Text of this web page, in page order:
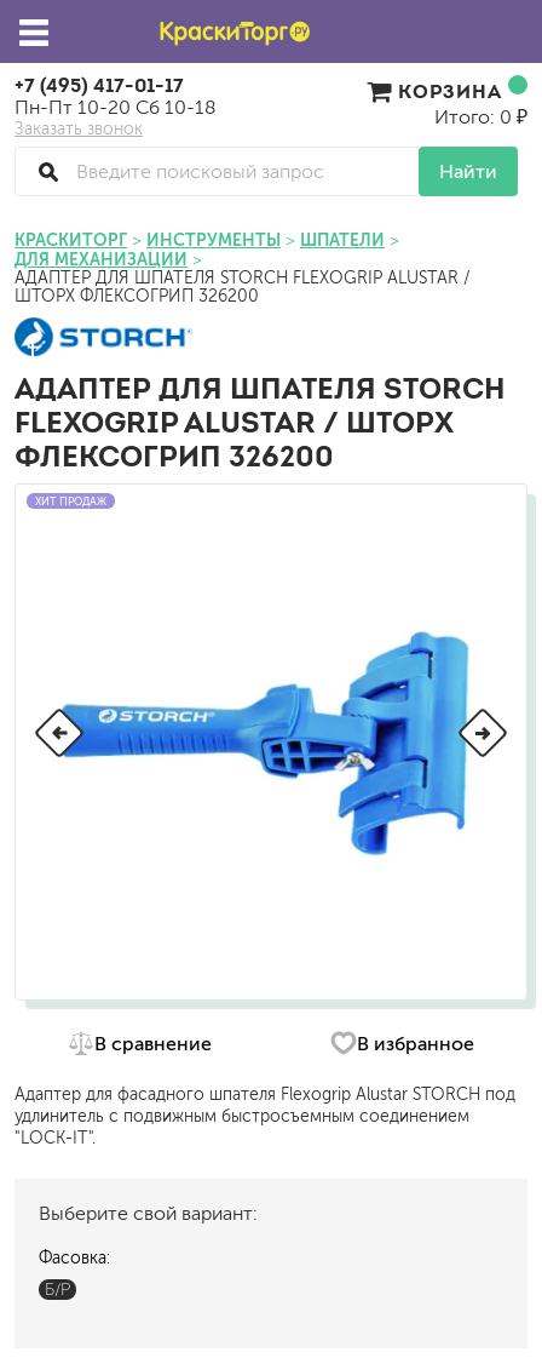
+7 (495) 417-01-17
Пн-Пт 10-20 Сб 10-18
Заказать звонок
Найти
КОРЗИНА
Итого: 0 ₽
КРАСКИТОРГ ИНСТРУМЕНТЫ
ШПАТЕЛИ
ДЛЯ МЕХАНИЗАЦИИ
АДАПТЕР ДЛЯ ШПАТЕЛЯ STORCH FLEXOGRIP ALUSTAR /
ШТОРХ ФЛЕКСОГРИП 326200
АДАПТЕР ДЛЯ ШПАТЕЛЯ STORCH
FLEXOGRIP ALUSTAR / ШТОРХ
ФЛЕКСОГРИП 326200
ХИТ ПРОДАЖ
В сравнение В избранное
Адаптер для фасадного шпателя Flexogrip Alustar STORCH под
удлинитель с подвижным быстросъемным соединением
"LOCK-IT".
Выберите свой вариант:
Фасовка:
Б/Р